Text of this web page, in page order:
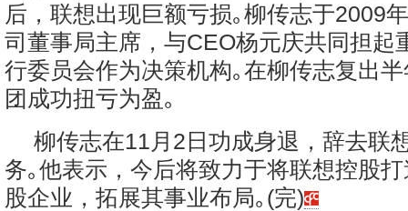
后，联想出现巨额亏损｡柳传志于2009
司董事局主席，与CEO杨元庆共同担起
行委员会作为决策机构｡在柳传志复出
团成功扭亏为盈｡
柳传志在11月2日功成身退，辞去联
务｡他表示，今后将致力于将联想控股
股企业，拓展其事业布局｡(完)